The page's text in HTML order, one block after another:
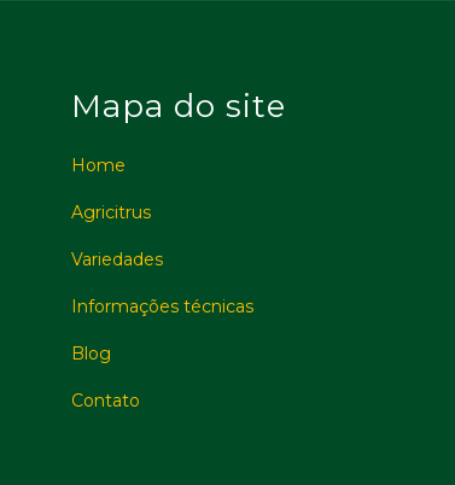
Mapa do site
Home
Agricitrus
Variedades
Informações técnicas
Blog
Contato